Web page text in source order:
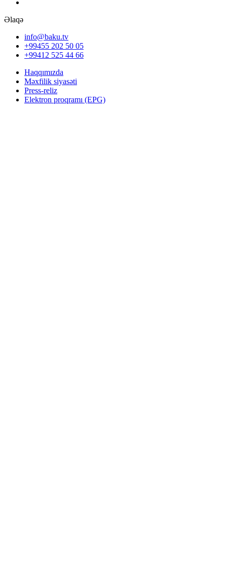
Əlaqə
info@baku.tv
+99455 202 50 05
+99412 525 44 66
Haqqımızda
Məxfilik siyasəti
Press-reliz
Elektron proqramı (EPG)